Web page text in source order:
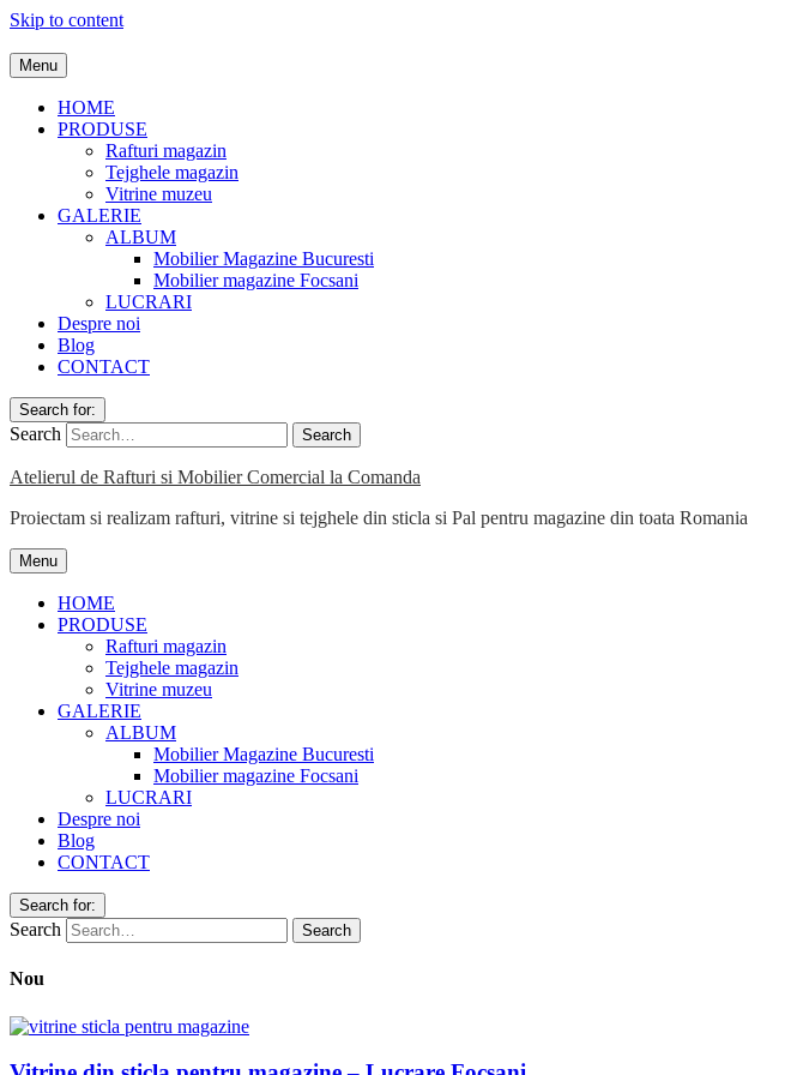
Skip to content
Menu
HOME
PRODUSE
Rafturi magazin
Tejghele magazin
Vitrine muzeu
GALERIE
ALBUM
Mobilier Magazine Bucuresti
Mobilier magazine Focsani
LUCRARI
Despre noi
Blog
CONTACT
Search for:
Search
Atelierul de Rafturi si Mobilier Comercial la Comanda
Proiectam si realizam rafturi, vitrine si tejghele din sticla si Pal pentru magazine din toata Romania
Menu
HOME
PRODUSE
Rafturi magazin
Tejghele magazin
Vitrine muzeu
GALERIE
ALBUM
Mobilier Magazine Bucuresti
Mobilier magazine Focsani
LUCRARI
Despre noi
Blog
CONTACT
Search for:
Search
Nou